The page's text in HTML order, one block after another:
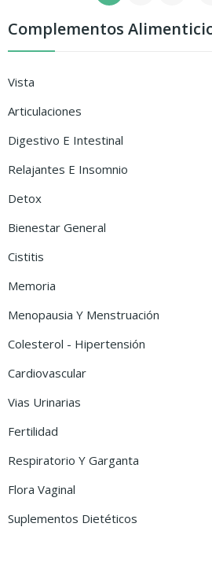
Complementos
Vista
Articulaciones
Digestivo E Intestinal
Relajantes E Insomnio
Detox
Bienestar General
Cistitis
Memoria
Menopausia Y Menstruación
Colesterol - Hipertensión
Cardiovascular
Vias Urinarias
Fertilidad
Respiratorio Y Garganta
Flora Vaginal
Suplementos Dietéticos